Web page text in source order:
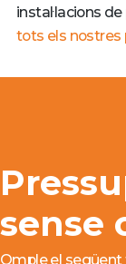
instal·lacions
tots els nostres
sense
Omple el